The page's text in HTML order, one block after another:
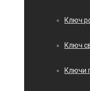
Ключ
Ключ
Ключи